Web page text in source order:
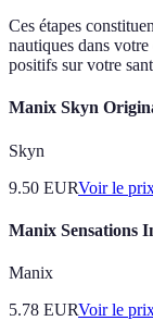
Ces étapes
nautiques dans
positifs sur votre
Manix Skyn
Skyn
9.50 EURVoir le
Manix Sensations
Manix
5.78 EURVoir le